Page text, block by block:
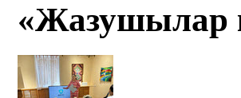
«Жазушылар